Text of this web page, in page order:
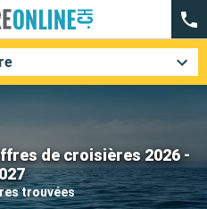
de croisières 2026 -
trouvées